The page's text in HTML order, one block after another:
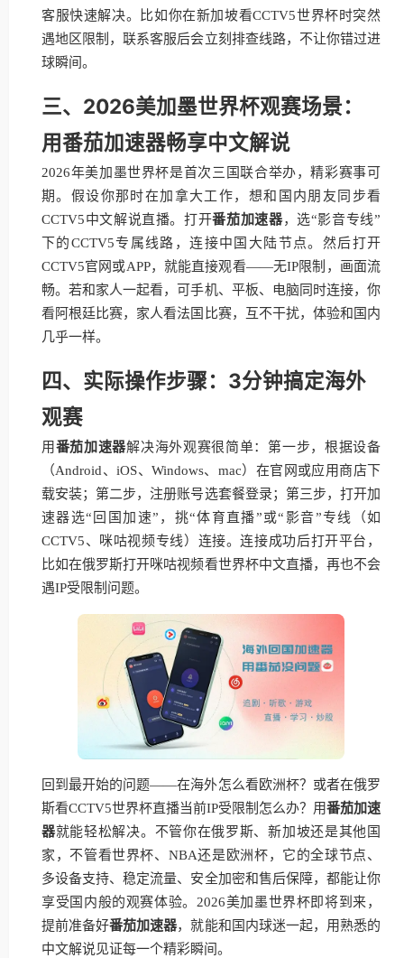
客服快速解决。比如你在新加坡看CCTV5世界杯时突然
遇地区限制，联系客服后会立刻排查线路，不让你错过进
球瞬间。
三、2026美加墨世界杯观赛场景：
用番茄加速器畅享中文解说
2026年美加墨世界杯是首次三国联合举办，精彩赛事可
期。假设你那时在加拿大工作，想和国内朋友同步看
CCTV5中文解说直播。打开番茄加速器，选“影音专线”
下的CCTV5专属线路，连接中国大陆节点。然后打开
CCTV5官网或APP，就能直接观看——无IP限制，画面流
畅。若和家人一起看，可手机、平板、电脑同时连接，你
看阿根廷比赛，家人看法国比赛，互不干扰，体验和国内
几乎一样。
四、实际操作步骤：3分钟搞定海外
观赛
用番茄加速器解决海外观赛很简单：第一步，根据设备
（Android、iOS、Windows、mac）在官网或应用商店下
载安装；第二步，注册账号选套餐登录；第三步，打开加
速器选“回国加速”，挑“体育直播”或“影音”专线（如
CCTV5、咪咕视频专线）连接。连接成功后打开平台，
比如在俄罗斯打开咪咕视频看世界杯中文直播，再也不会
遇IP受限制问题。
回到最开始的问题——在海外怎么看欧洲杯？或者在俄罗
斯看CCTV5世界杯直播当前IP受限制怎么办？用番茄加速
器就能轻松解决。不管你在俄罗斯、新加坡还是其他国
家，不管看世界杯、NBA还是欧洲杯，它的全球节点、
多设备支持、稳定流量、安全加密和售后保障，都能让你
享受国内般的观赛体验。2026美加墨世界杯即将到来，
提前准备好番茄加速器，就能和国内球迷一起，用熟悉的
中文解说见证每一个精彩瞬间。